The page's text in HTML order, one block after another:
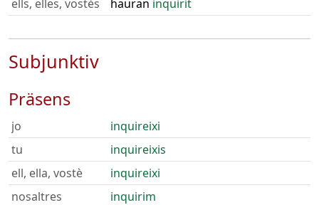
ells, elles, vostès hauran inquirit
Subjunktiv
Präsens
jo
inquireixi
tu
inquireixis
ell, ella, vostè
inquireixi
nosaltres
inquirim